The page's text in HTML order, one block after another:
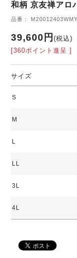
和柄 京友禅アロ
品番：
39,600円(税込)
[360ポイント進呈 ]
サイズ
S
M
L
LL
3L
4L